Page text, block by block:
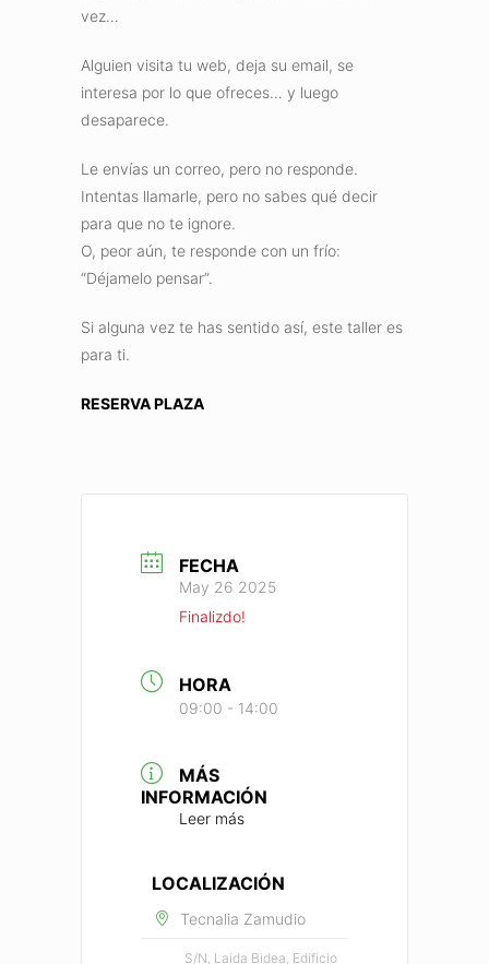
vez…
Alguien visita tu web, deja su email, se
interesa por lo que ofreces… y luego
desaparece.
Le envías un correo, pero no responde.
Intentas llamarle, pero no sabes qué decir
para que no te ignore.
O, peor aún, te responde con un frío:
“Déjamelo pensar”.
Si alguna vez te has sentido así, este taller es
para ti.
RESERVA PLAZA
FECHA
May 26 2025
Finalizdo!
HORA
09:00 - 14:00
MÁS
INFORMACIÓN
Leer más
LOCALIZACIÓN
Tecnalia Zamudio
S/N, Laida Bidea, Edificio